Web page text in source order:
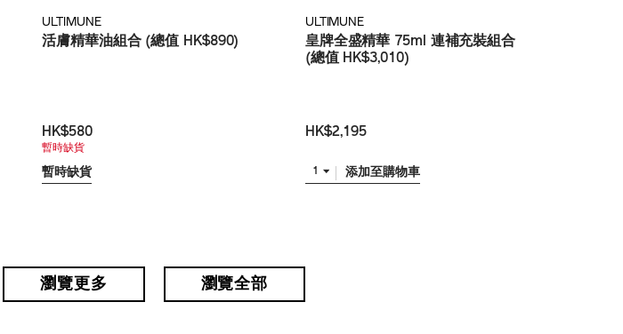
ULTIMUNE
活膚精華油組合 (總值 HK$890)
HK$580
暫時缺貨
暫時缺貨
ULTIMUNE
皇牌全盛精華 75ml 連補充裝組合
(總值 HK$3,010)
HK$2,195
1 添加至購物車
瀏覽更多 瀏覽全部